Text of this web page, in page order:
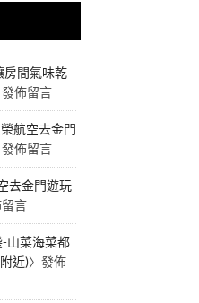
房間氣味乾
發佈留言
航空去金門
發佈留言
去金門遊玩
言
-山菜海菜都
近)〉發佈